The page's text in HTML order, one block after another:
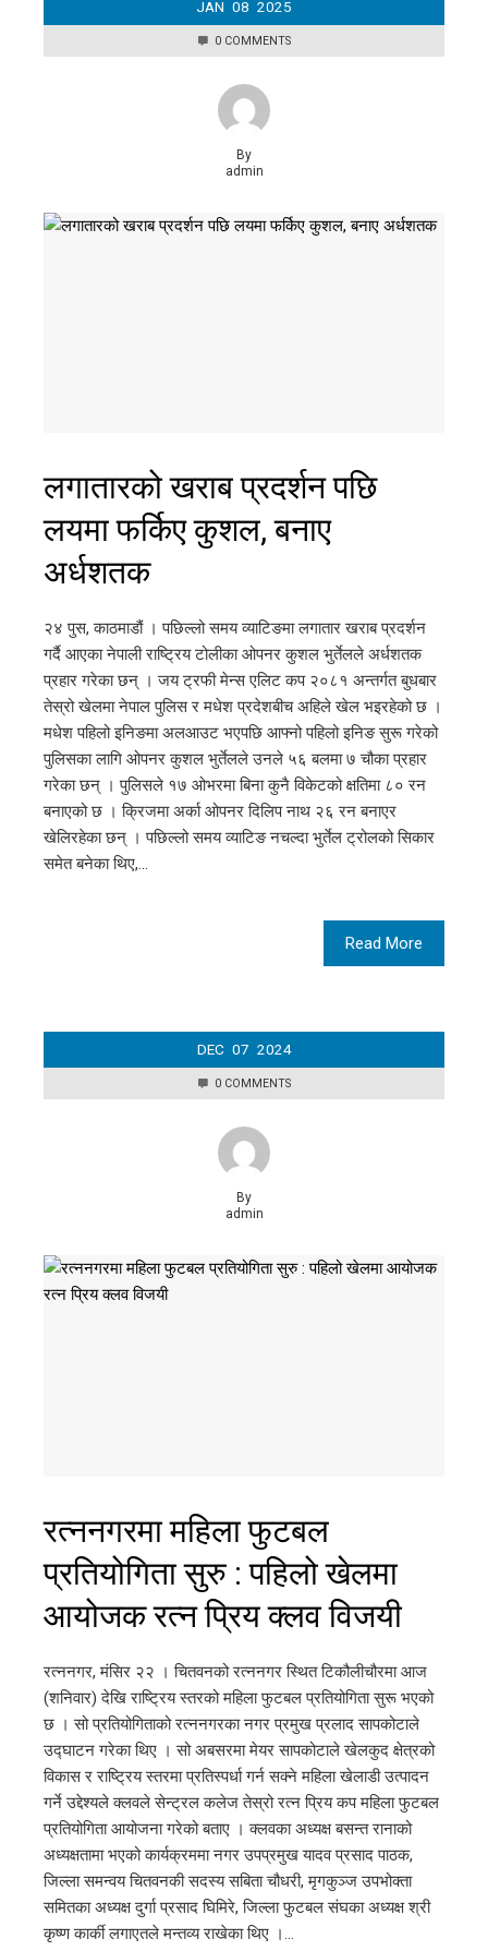
JAN 08 2025
0 COMMENTS
By
admin
लगातारको खराब प्रदर्शन पछि
लयमा फर्किए कुशल, बनाए
अर्धशतक
२४ पुस, काठमाडौं । पछिल्लो समय व्याटिङमा लगातार खराब प्रदर्शन
गर्दै आएका नेपाली राष्ट्रिय टोलीका ओपनर कुशल भुर्तेलले अर्धशतक
प्रहार गरेका छन् । जय ट्रफी मेन्स एलिट कप २०८१ अन्तर्गत बुधबार
तेस्रो खेलमा नेपाल पुलिस र मधेश प्रदेशबीच अहिले खेल भइरहेको छ ।
मधेश पहिलो इनिङमा अलआउट भएपछि आफ्नो पहिलो इनिङ सुरू गरेको
पुलिसका लागि ओपनर कुशल भुर्तेलले उनले ५६ बलमा ७ चौका प्रहार
गरेका छन् । पुलिसले १७ ओभरमा बिना कुनै विकेटको क्षतिमा ८० रन
बनाएको छ । क्रिजमा अर्का ओपनर दिलिप नाथ २६ रन बनाएर
खेलिरहेका छन् । पछिल्लो समय व्याटिङ नचल्दा भुर्तेल ट्रोलको सिकार
समेत बनेका थिए,…
Read More
DEC 07 2024
0 COMMENTS
By
admin
रत्ननगरमा महिला फुटबल
प्रतियोगिता सुरु : पहिलो खेलमा
आयोजक रत्न प्रिय क्लव विजयी
रत्ननगर, मंसिर २२ । चितवनको रत्ननगर स्थित टिकौलीचौरमा आज
(शनिवार) देखि राष्ट्रिय स्तरको महिला फुटबल प्रतियोगिता सुरू भएको
छ । सो प्रतियोगिताको रत्ननगरका नगर प्रमुख प्रलाद सापकोटाले
उद्घाटन गरेका थिए । सो अबसरमा मेयर सापकोटाले खेलकुद क्षेत्रको
विकास र राष्ट्रिय स्तरमा प्रतिस्पर्धा गर्न सक्ने महिला खेलाडी उत्पादन
गर्ने उद्देश्यले क्लवले सेन्ट्रल कलेज तेस्रो रत्न प्रिय कप महिला फुटबल
प्रतियोगिता आयोजना गरेको बताए । क्लवका अध्यक्ष बसन्त रानाको
अध्यक्षतामा भएको कार्यक्रममा नगर उपप्रमुख यादव प्रसाद पाठक,
जिल्ला समन्वय चितवनकी सदस्य सबिता चौधरी, मृगकुञ्ज उपभोक्ता
समितका अध्यक्ष दुर्गा प्रसाद घिमिरे, जिल्ला फुटबल संघका अध्यक्ष श्री
कृष्ण कार्की लगाएतले मन्तव्य राखेका थिए ।…